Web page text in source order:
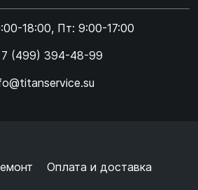
18:00, Пт: 9:00-17:00
(499) 394-48-99
Оплата и доставка